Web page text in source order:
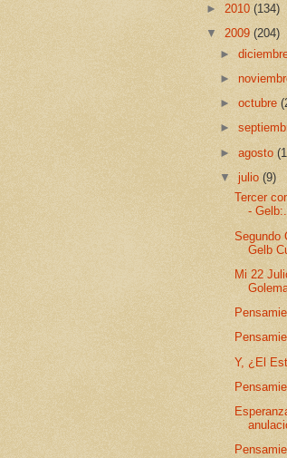
► 2010 (134)
▼ 2009 (204)
►
►
►octubre
►
►agosto
▼julio(9)
Tercer
-
Segundo
Gelb
Mi 22
Y, ¿El